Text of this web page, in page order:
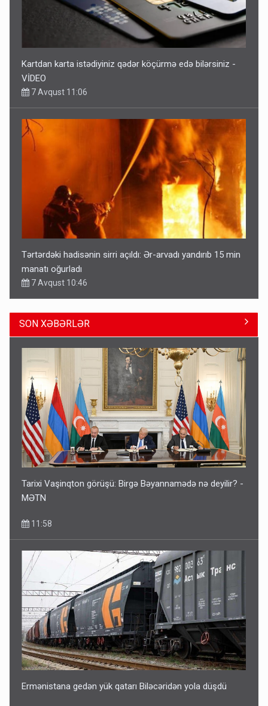
Kartdan karta istədiyiniz qədər köçürmə edə bilərsiniz -
VİDEO
7 Avqust 11:06
Tərtərdəki hadisənin sirri açıldı: Ər-arvadı yandırıb 15 min
manatı oğurladı
7 Avqust 10:46
Azad edilən ərazilərdə ən çox bu rayonlara turist gedir –
Siyahı
Gedişi var, dönüşü yox: Bakı-Tbilisi-Bakı qatarına bilet
satışından böyük narazılıq
7 Avqust 23:17
SON XƏBƏRLƏR
Tarixi Vaşinqton görüşü: Birgə Bəyannamədə nə deyilir? -
MƏTN
11:58
Ermənistana gedən yük qatarı Biləcəridən yola düşdü